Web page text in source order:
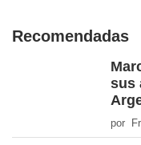
Recomendadas
sus
por